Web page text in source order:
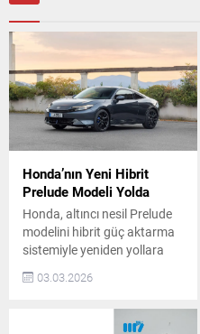
Honda’nın Yeni Hibrit
Prelude Modeli Yolda
Honda, altıncı nesil Prelude
modelini hibrit güç aktarma
sistemiyle yeniden yollara
tasarım, sürüş keyfi ve hibrit
getirerek markanın sportif
03.03.2026